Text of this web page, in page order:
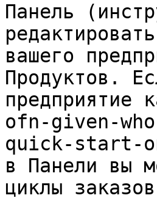
Панель
вашего
Продуктов.
ofn-given-
quick-start-
в Панели вы
циклы